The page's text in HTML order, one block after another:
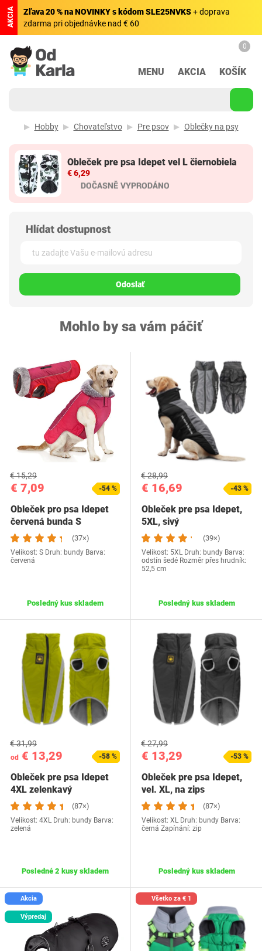
AKCIA Zľava 20 % na NOVINKY s kódom SLE25NVKS+ doprava
zdarma pri objednávke nad € 60
MENU AKCIA
0
KOŠÍK
Hobby Chovateľstvo Pre psov Oblečky na psy
Obleček pre psa Idepet vel L čiernobiela
€ 6,29
Odoslať
Mohlo by sa vám páčiť
€ 7,09
€ 15,29
-54 %
Obleček pro psa Idepet
červená bunda S
(37×)
Velikost: S Druh: bundy Barva:
červená
Posledný kus skladem
€ 16,69
€ 28,99
-43 %
Obleček pre psa Idepet,
5XL, sivý
(39×)
Velikost: 5XL Druh: bundy Barva:
odstín šedé Rozměr přes hrudník:
52,5 cm
Posledný kus skladem
od € 13,29
€ 31,99
-58 %
Obleček pre psa Idepet
4XL zelenkavý
(87×)
Velikost: 4XL Druh: bundy Barva:
zelená
Posledné 2 kusy skladem
€ 13,29
€ 27,99
-53 %
Obleček pre psa Idepet,
vel. XL, na zips
(87×)
Velikost: XL Druh: bundy Barva:
černá Zapínání: zip
Posledný kus skladem
Akcia
Výpredaj
Všetko za € 1